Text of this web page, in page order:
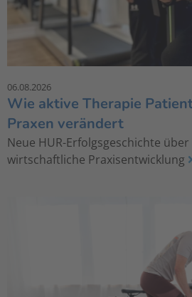
06.08.2026
Wie aktive Therapie
Praxen verändert
Neue HUR-Erfolgsgeschichte
wirtschaftliche Praxisentwicklung